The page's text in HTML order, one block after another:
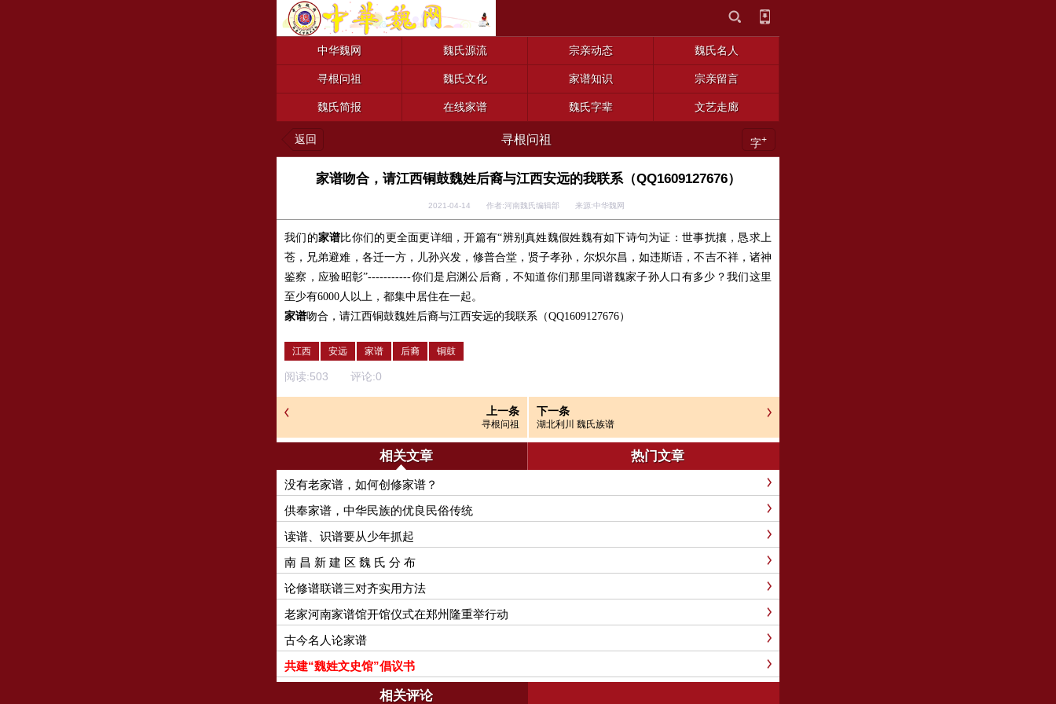
中华魏网 魏氏源流 宗亲动态 魏氏名人
寻根问祖 魏氏文化 家谱知识 宗亲留言
魏氏简报 在线家谱 魏氏字辈 文艺走廊
返回 寻根问祖 字+
家谱吻合，请江西铜鼓魏姓后裔与江西安远的我联系（QQ1609127676）
2021-04-14 作者:河南魏氏编辑部 来源:中华魏网
我们的家谱比你们的更全面更详细，开篇有“辨别真姓魏假姓魏有如下诗句为证：世事扰攘，恳求上
苍，兄弟避难，各迁一方，儿孙兴发，修普合堂，贤子孝孙，尔炽尔昌，如违斯语，不吉不祥，诸神
鉴察，应验昭彰”-----------你们是启渊公后裔，不知道你们那里同谱魏家子孙人口有多少？我们这里
至少有6000人以上，都集中居住在一起。
家谱吻合，请江西铜鼓魏姓后裔与江西安远的我联系（QQ1609127676）
江西 安远 家谱 后裔 铜鼓
阅读:503 评论:0
上一条
寻根问祖
下一条
湖北利川 魏氏族谱
相关文章 热门文章
没有老家谱，如何创修家谱？
供奉家谱，中华民族的优良民俗传统
读谱、识谱要从少年抓起
南 昌 新 建 区 魏 氏 分 布
论修谱联谱三对齐实用方法
老家河南家谱馆开馆仪式在郑州隆重举行动
古今名人论家谱
共建“魏姓文史馆”倡议书
相关评论